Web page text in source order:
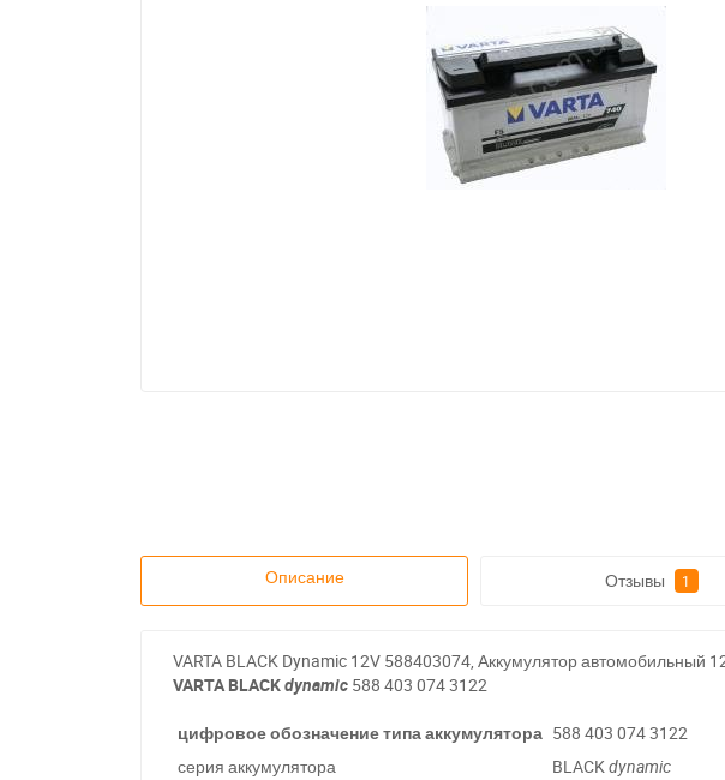
Описание Отзывы 1
VARTA BLACK Dynamic 12V 588403074, Аккумулятор автомобильный
VARTA BLACKdynamic 588 403 074 3122
цифровое обозначение типа аккумулятора 588 403 074 3122
серия аккумулятора
BLACKdynamic